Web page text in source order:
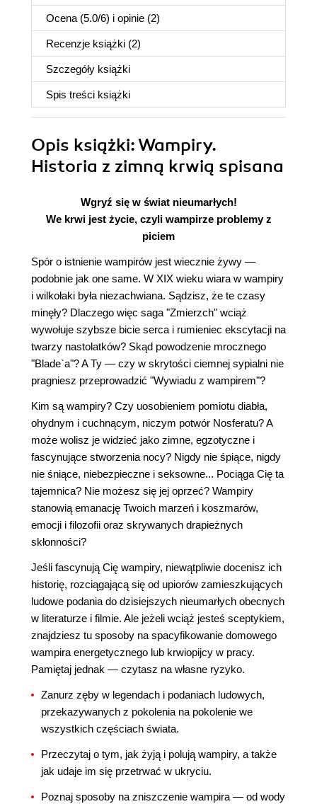
Ocena (5.0/6) i opinie (2)
Recenzje książki (2)
Szczegóły książki
Spis treści książki
Opis książki: Wampiry.
Historia z zimną krwią spisana
Wgryź się w świat nieumarłych!
We krwi jest życie, czyli wampirze problemy z
piciem
Spór o istnienie wampirów jest wiecznie żywy —
podobnie jak one same. W XIX wieku wiara w wampiry
i wilkołaki była niezachwiana. Sądzisz, że te czasy
minęły? Dlaczego więc saga "Zmierzch" wciąż
wywołuje szybsze bicie serca i rumieniec ekscytacji na
twarzy nastolatków? Skąd powodzenie mrocznego
"Blade`a"? A Ty — czy w skrytości ciemnej sypialni nie
pragniesz przeprowadzić "Wywiadu z wampirem"?
Kim są wampiry? Czy uosobieniem pomiotu diabła,
ohydnym i cuchnącym, niczym potwór Nosferatu? A
może wolisz je widzieć jako zimne, egzotyczne i
fascynujące stworzenia nocy? Nigdy nie śpiące, nigdy
nie śniące, niebezpieczne i seksowne... Pociąga Cię ta
tajemnica? Nie możesz się jej oprzeć? Wampiry
stanowią emanację Twoich marzeń i koszmarów,
emocji i filozofii oraz skrywanych drapieżnych
skłonności?
Jeśli fascynują Cię wampiry, niewątpliwie docenisz ich
historię, rozciągającą się od upiorów zamieszkujących
ludowe podania do dzisiejszych nieumarłych obecnych
w literaturze i filmie. Ale jeżeli wciąż jesteś sceptykiem,
znajdziesz tu sposoby na spacyfikowanie domowego
wampira energetycznego lub krwiopijcy w pracy.
Pamiętaj jednak — czytasz na własne ryzyko.
Zanurz zęby w legendach i podaniach ludowych,
przekazywanych z pokolenia na pokolenie we
wszystkich częściach świata.
Przeczytaj o tym, jak żyją i polują wampiry, a także
jak udaje im się przetrwać w ukryciu.
Poznaj sposoby na zniszczenie wampira — od wody